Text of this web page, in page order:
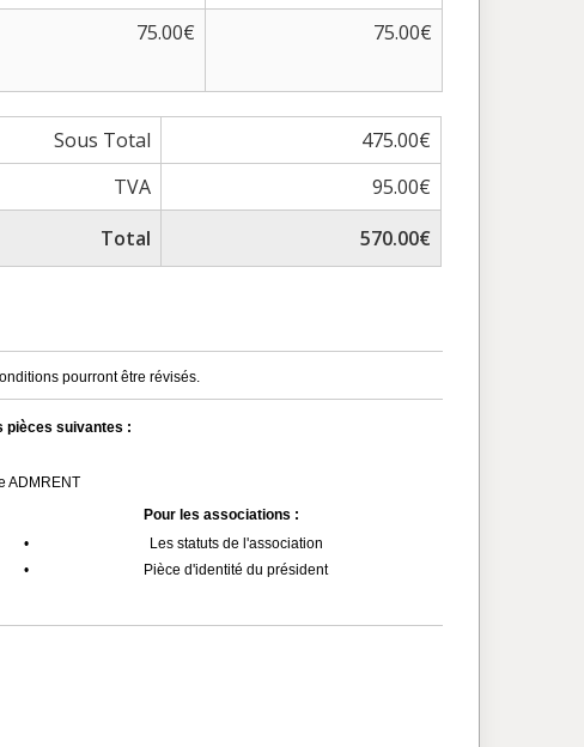
75.00€ 75.00€
Sous Total
475.00€
TVA
95.00€
Total
570.00€
pourront être révisés.
pièces suivantes :
ADMRENT
Pour les associations :
•
Les statuts de l'association
•
Pièce d'identité du président